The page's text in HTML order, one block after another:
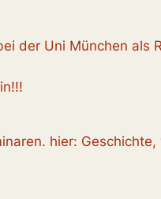
der Uni München als
hier: